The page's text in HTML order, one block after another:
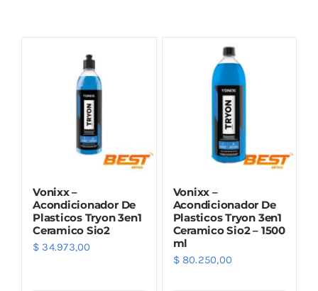
Combos
Mayorista
Marcas
Vonixx –
Acondicionador De
Plasticos Tryon 3en1
Ceramico Sio2
$ 34.973,00
Vonixx –
Acondicionador De
Plasticos Tryon 3en1
Ceramico Sio2 – 1500
ml
$80.250,00